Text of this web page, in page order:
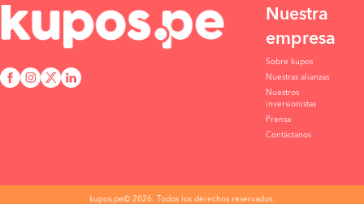
Nuestra
empresa
Sobre kupos
Nuestras alianzas
Nuestros
inversionistas
Prensa
Contáctanos
kupos.pe© 2026. Todos los derechos reservados.